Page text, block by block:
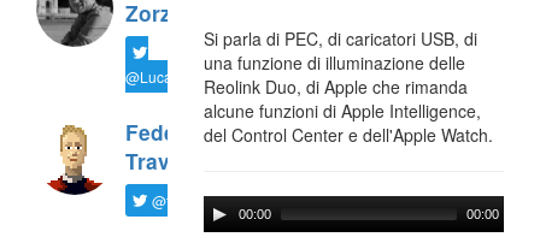
Zorzi
@LucaTNT
Federico
Travaini
@ftrava
Si parla di PEC, di caricatori USB, di
una funzione di illuminazione delle
Reolink Duo, di Apple che rimanda
alcune funzioni di Apple Intelligence,
del Control Center e dell'Apple Watch.
00:00 00:00